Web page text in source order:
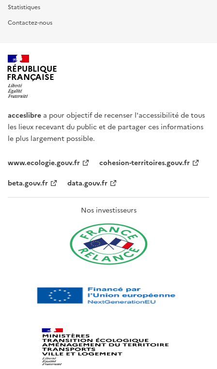
Statistiques
Contactez-nous
RÉPUBLIQUE
FRANÇAISE
acceslibre a pour objectif de recenser l'accessibilité de tous
les lieux recevant du public et de partager ces informations
le plus largement possible.
www.ecologie.gouv.fr
cohesion-territoires.gouv.fr
beta.gouv.fr
data.gouv.fr
Nos investisseurs